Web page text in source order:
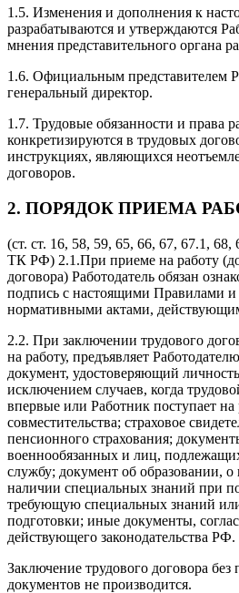
1.5. Изменения и дополнения к
разрабатываются и утверждаются
мнения представительного органа
1.6. Официальным представителем
генеральный директор.
1.7. Трудовые обязанности и права
конкретизируются в трудовых
инструкциях, являющихся
договоров.
2. ПОРЯДОК ПРИЕМА
(ст. ст. 16, 58, 59, 65, 66, 67, 67.1,
ТК РФ) 2.1.При приеме на работу
договора) Работодатель обязан
подпись с настоящими Правилами
нормативными актами,
2.2. При заключении трудового
на работу, предъявляет
документ, удостоверяющий
исключением случаев, когда
впервые или Работник поступает на
совместительства; страховое
пенсионного страхования;
военнообязанных и лиц,
службу; документ об образовании,
наличии специальных знаний при
требующую специальных знаний
подготовки; иные документы,
действующего законодательства РФ.
Заключение трудового договора
документов не производится.